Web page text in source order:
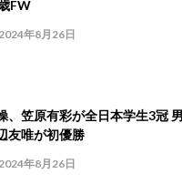
FW
年8月26日
、笠原有彩が全日本学生3冠
友唯が初優勝
年8月26日